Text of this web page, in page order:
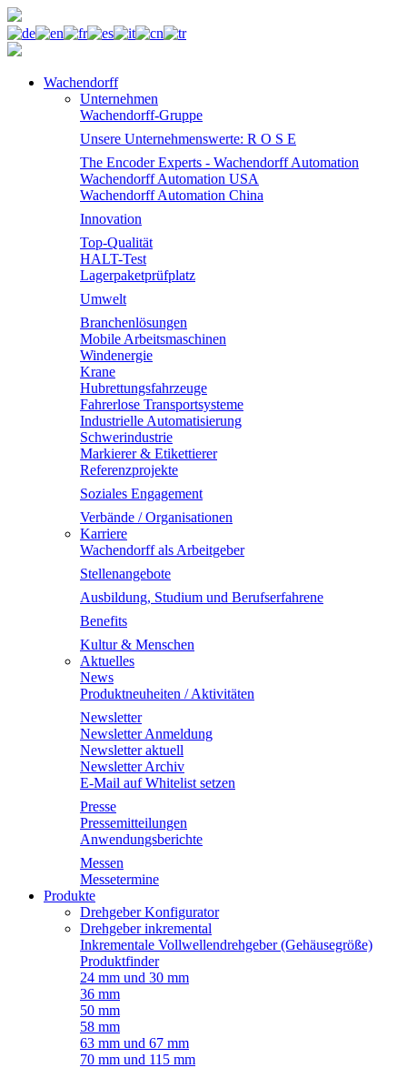
Wachendorff
Unternehmen
Wachendorff-Gruppe
Unsere Unternehmenswerte: R O S E
The Encoder Experts - Wachendorff Automation
Wachendorff Automation USA
Wachendorff Automation China
Innovation
Top-Qualität
HALT-Test
Lagerpaketprüfplatz
Umwelt
Branchenlösungen
Mobile Arbeitsmaschinen
Windenergie
Krane
Hubrettungsfahrzeuge
Fahrerlose Transportsysteme
Industrielle Automatisierung
Schwerindustrie
Markierer & Etikettierer
Referenzprojekte
Soziales Engagement
Verbände / Organisationen
Karriere
Wachendorff als Arbeitgeber
Stellenangebote
Ausbildung, Studium und Berufserfahrene
Benefits
Kultur & Menschen
Aktuelles
News
Produktneuheiten / Aktivitäten
Newsletter
Newsletter Anmeldung
Newsletter aktuell
Newsletter Archiv
E-Mail auf Whitelist setzen
Presse
Pressemitteilungen
Anwendungsberichte
Messen
Messetermine
Produkte
Drehgeber Konfigurator
Drehgeber inkremental
Inkrementale Vollwellendrehgeber (Gehäusegröße)
Produktfinder
24 mm und 30 mm
36 mm
50 mm
58 mm
63 mm und 67 mm
70 mm und 115 mm